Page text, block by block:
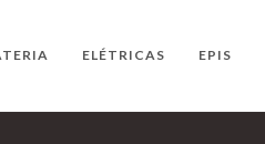
ELÉTRICAS EPIS